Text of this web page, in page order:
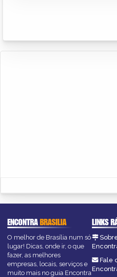
ENCONTRABRASILIA
O melhor de Brasília num só
lugar! Dicas, onde ir, o que
fazer, as melhores
empresas, locais, serviços e
muito mais no guia Encontra
LINKS
Fale